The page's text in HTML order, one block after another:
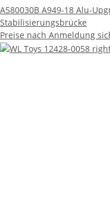
A580030B A949-18 Alu-
Stabilisierungsbrücke
Preise nach Anmeldung